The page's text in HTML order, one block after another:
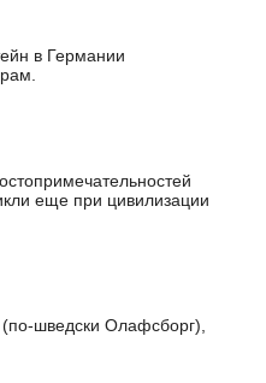
в Германии
еще при цивилизации
шведски Олафсборг),